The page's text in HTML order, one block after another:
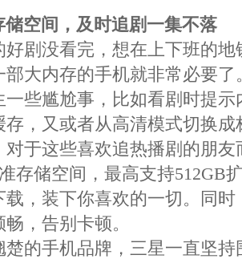
空间，及时追剧一集不落
没看完，想在上下班的地
部大内存的手机就非常必要
一些尴尬事，比如看剧时提
存，又或者从高清模式切换
对于这些喜欢追热播剧的朋友
存储空间，最高支持512GB
，装下你喜欢的一切。 同
，告别卡顿。
手机品牌，三星一直坚持